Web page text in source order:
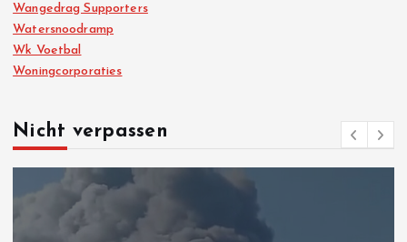
Wangedrag Supporters
Watersnoodramp
Wk Voetbal
Woningcorporaties
Nicht verpassen